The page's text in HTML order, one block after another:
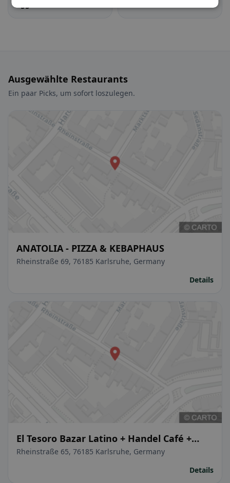
Ausgewählte Restaurants
Ein paar Picks, um sofort loszulegen.
ANATOLIA - PIZZA & KEBAPHAUS
Rheinstraße 69, 76185 Karlsruhe, Germany
Details
El Tesoro Bazar Latino + Handel Café +
Restaurant Musik + Event
Rheinstraße 65, 76185 Karlsruhe, Germany
Details